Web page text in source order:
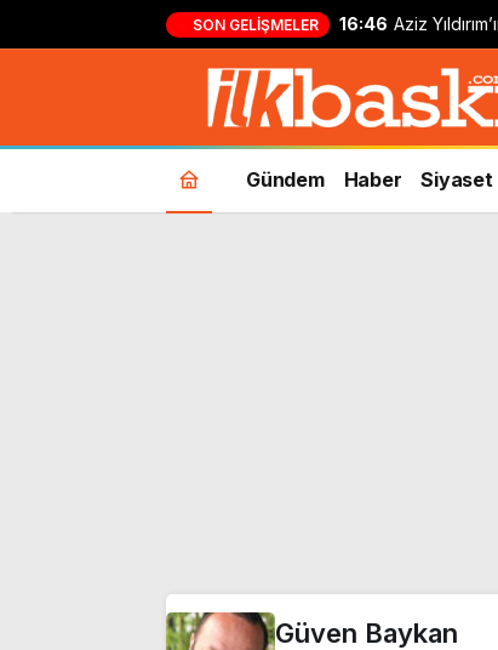
SON GELIŞMELER 16:46 Aziz
yapan kişi
Gündem Haber Siyaset
Güven Baykan